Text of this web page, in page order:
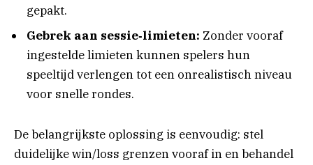
gepakt.
Gebrek aan sessie‑limieten: Zonder vooraf
ingestelde limieten kunnen spelers hun
speeltijd verlengen tot een onrealistisch niveau
voor snelle rondes.
De belangrijkste oplossing is eenvoudig: stel
duidelijke win/loss grenzen vooraf in en behandel